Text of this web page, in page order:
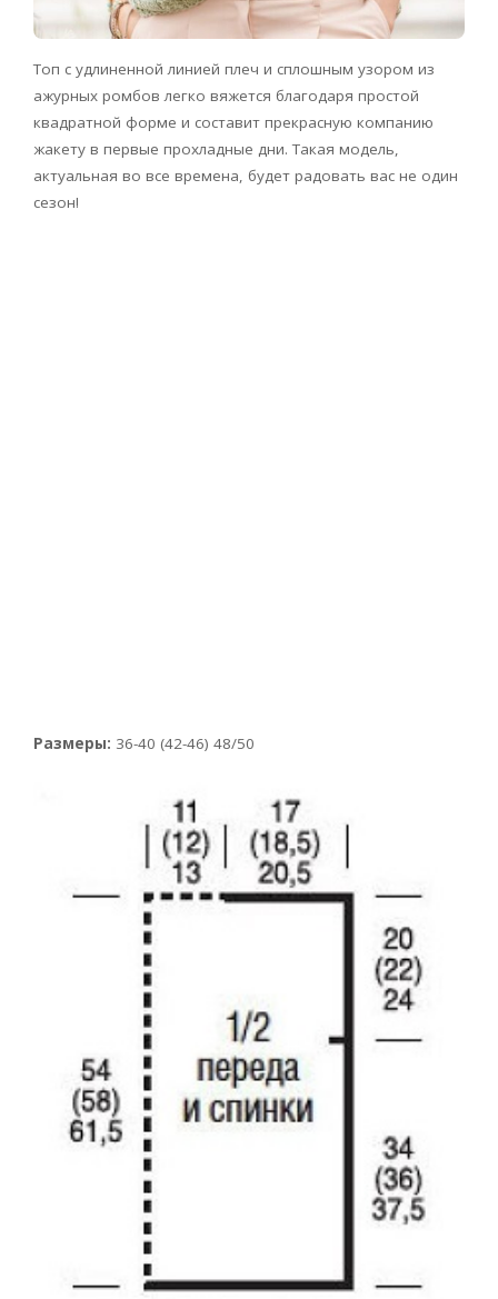
Топ с удлиненной линией плеч и сплошным узором из
ажурных ромбов легко вяжется благодаря простой
квадратной форме и составит прекрасную компанию
жакету в первые прохладные дни. Такая модель,
актуальная во все времена, будет радовать вас не один
сезон!
Размеры: 36-40 (42-46) 48/50